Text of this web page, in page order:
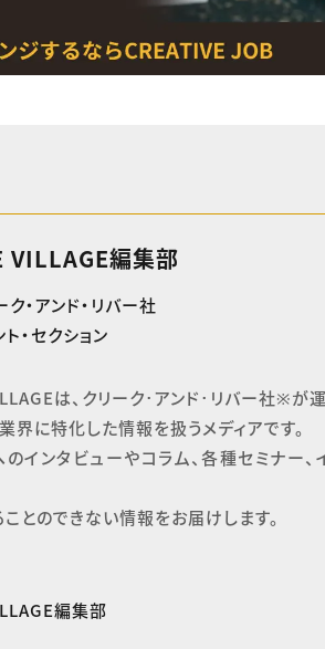
VILLAGE編集部
・アンド・リバー社
・セクション
は、クリーク･アンド･リバー社※が
界に特化した情報を扱うメディアです。
インタビューやコラム、各種セミナー、
とのできない情報をお届けします。
編集部